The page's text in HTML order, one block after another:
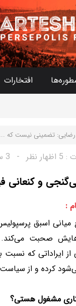
افتخارات
رضایی: تضمینی نیست که‌ ...
: 5 اظهار نظر - 3 سال پیش
و کنعانی
:
اسبق
صحبت
ایراداتی که
کرده و از
مشغول هستی؟